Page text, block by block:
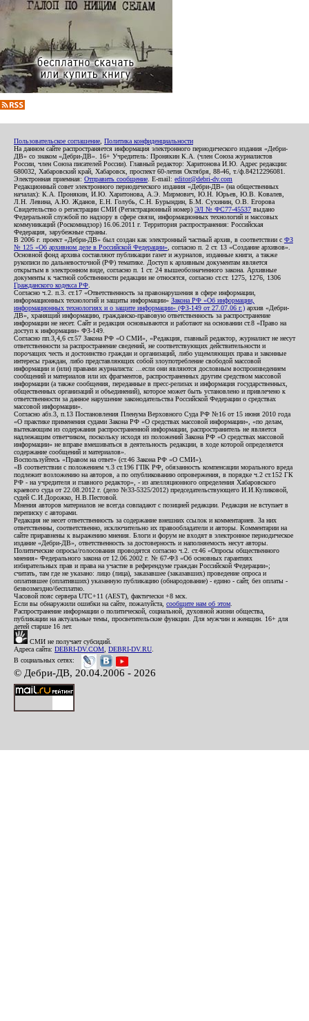
Пользовательское соглашение Политика конфиденциальности
На данном сайте распространяется информация электронного периодического издания «Дебри-
ДВ» со знаком «Дебри-ДВ». 16+ Учредитель: Пронякин К.А. (член Союза журналистов
России, член Союза писателей России). Главный редактор: Харитонова И.Ю. Адрес редакции:
680032, Хабаровский край, Хабаровск, проспект 60-летия Октября, 88-46, т./ф.84212296081.
Электронная приемная: Отправить сообщение . E-mail: editor@debri-dv.com
Редакционный совет электронного периодического издания «Дебри-ДВ» (на общественных
началах): К.А. Пронякин, И.Ю. Харитонова, А.Э. Мирмович, Ю.Н. Юрьев, Ю.В. Ковалев,
Л.Н. Левина, А.Ю. Жданов, Е.Н. Голубь, С.Н. Бурындин, Б.М. Сухинин, О.В. Егорова
Свидетельство о регистрации СМИ (Регистрационный номер) ЭЛ № ФС77-45537 выдано
Федеральной службой по надзору в сфере связи, информационных технологий и массовых
коммуникаций (Роскомнадзор) 16.06.2011 г. Территория распространения: Российская
Федерация, зарубежные страны.
В 2006 г. проект «Дебри-ДВ» был создан как электронный частный архив, в соответствии с ФЗ
№ 125 «Об архивном деле в Российской Федерации» , согласно п. 2 ст. 13 «Создание архивов».
Основной фонд архива составляют публикации газет и журналов, изданные книги, а также
рукописи по дальневосточной (РФ) тематике. Доступ к архивным документам является
открытым в электронном виде, согласно п. 1 ст. 24 вышеобозначенного закона. Архивные
документы к частной собственности редакции не относятся, согласно ст.ст. 1275, 1276, 1306
Гражданского кодекса РФ
Согласно ч.2. п.3. ст.17 «Ответственность за правонарушения в сфере информации,
информационных технологий и защиты информации» Закона РФ «Об информации,
информационных технологиях и о защите информации» (ФЗ-149 от 27.07.06 г.) архив «Дебри-
ДВ», хранящий информацию, гражданско-правовую ответственность за распространение
информации не несет. Сайт и редакция основываются и работают на основании ст.8 «Право на
доступ к информации» ФЗ-149.
Согласно пп.3,4,6 ст.57 Закона РФ «О СМИ», «Редакция, главный редактор, журналист не несут
ответственности за распространение сведений, не соответствующих действительности и
порочащих честь и достоинство граждан и организаций, либо ущемляющих права и законные
интересы граждан, либо представляющих собой злоупотребление свободой массовой
информации и (или) правами журналиста: ...если они являются дословным воспроизведением
сообщений и материалов или их фрагментов, распространенных другим средством массовой
информации (а также сообщения, переданные в пресс-релизах и информация государственных,
общественных организаций и объединений), которое может быть установлено и привлечено к
ответственности за данное нарушение законодательства Российской Федерации о средствах
массовой информации».
Согласно абз.3, п.13 Постановления Пленума Верховного Суда РФ №16 от 15 июня 2010 года
«О практике применения судами Закона РФ «О средствах массовой информации», «по делам,
вытекающим из содержания распространенной информации, распространитель не является
надлежащим ответчиком, поскольку исходя из положений Закона РФ «О средствах массовой
информации» не вправе вмешиваться в деятельность редакции, в ходе которой определяется
содержание сообщений и материалов».
Воспользуйтесь «Правом на ответ» (ст.46 Закона РФ «О СМИ»).
«В соответствии с положением ч.3 ст.196 ГПК РФ, обязанность компенсации морального вреда
подлежит возложению на авторов, а по опубликованию опровержения, в порядке ч.2 ст.152 ГК
РФ - на учредителя и главного редактор», - из апелляционного определения Хабаровского
краевого суда от 22.08.2012 г. (дело №33-5325/2012) председательствующего И.И.Куликовой,
судей С.И.Дорожко, Н.В.Пестовой.
Мнения авторов материалов не всегда совпадают с позицией редакции. Редакция не вступает в
переписку с авторами.
Редакция не несет ответственность за содержание внешних ссылок и комментариев. За них
ответственны, соответственно, исключительно их правообладатели и авторы. Комментарии на
сайте приравнены к выражению мнения. Блоги и форум не входят в электронное периодическое
издание «Дебри-ДВ», ответственность за достоверность и наполняемость несут авторы.
Политические опросы/голосования проводятся согласно ч.2. ст.46 «Опросы общественного
мнения» Федерального закона от 12.06.2002 г. № 67-ФЗ «Об основных гарантиях
избирательных прав и права на участие в референдуме граждан Российской Федерации»;
считать, там где не указано: лицо (лица), заказавшее (заказавших) проведение опроса и
оплатившее (оплативших) указанную публикацию (обнародование) - едино - сайт, без оплаты -
безвозмездно/бесплатно.
Часовой пояс сервера UTC+11 (AEST), фактически +8 мск.
Если вы обнаружили ошибки на сайте, пожалуйста, сообщите нам об этом
Распространение информации о политической, социальной, духовной жизни общества,
публикации на актуальные темы, просветительские функции. Для мужчин и женщин. 16+ для
детей старше 16 лет.
СМИ не получает субсидий.
Адреса сайта: DEBRI-DV.COM DEBRI-DV.RU
В социальных сетях:
© Дебри-ДВ, 20.04.2006 - 2026